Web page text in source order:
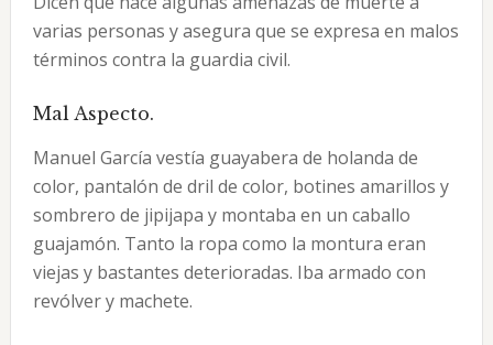
varias personas y asegura que se expresa en malos
términos contra la guardia civil.
Mal Aspecto.
Manuel García vestía guayabera de holanda de
color, pantalón de dril de color, botines amarillos y
sombrero de jipijapa y montaba en un caballo
guajamón. Tanto la ropa como la montura eran
viejas y bastantes deterioradas. Iba armado con
revólver y machete.